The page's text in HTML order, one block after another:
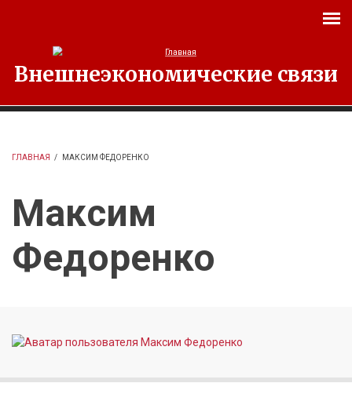
Внешнеэкономические связи
ГЛАВНАЯ / МАКСИМ ФЕДОРЕНКО
Максим
Федоренко